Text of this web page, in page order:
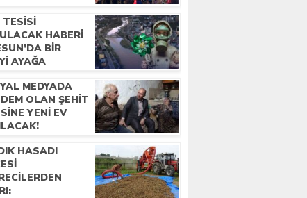
TESISI
HABERI
BIR
AYAĞA
MEDYADA
OLAN ŞEHIT
YENI EV
HASADI